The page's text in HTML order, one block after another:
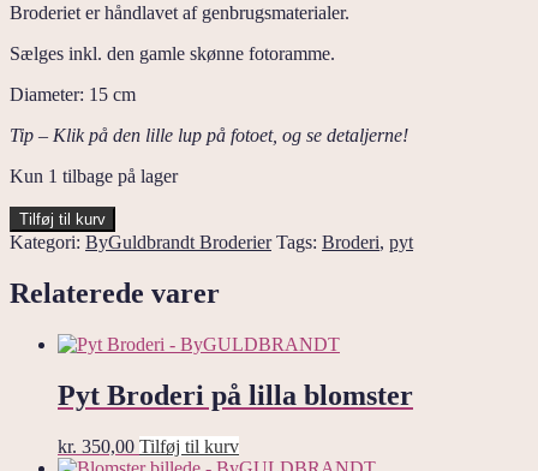
Broderiet er håndlavet af genbrugsmaterialer.
Sælges inkl. den gamle skønne fotoramme.
Diameter: 15 cm
Tip – Klik på den lille lup på fotoet, og se detaljerne!
Kun 1 tilbage på lager
Pyt
med
Kaos
antal
Tilføj til kurv
Kategori: ByGuldbrandt Broderier Tags: Broderi, pyt
Relaterede varer
Pyt Broderi på lilla blomster
kr. 350,00 Tilføj til kurv